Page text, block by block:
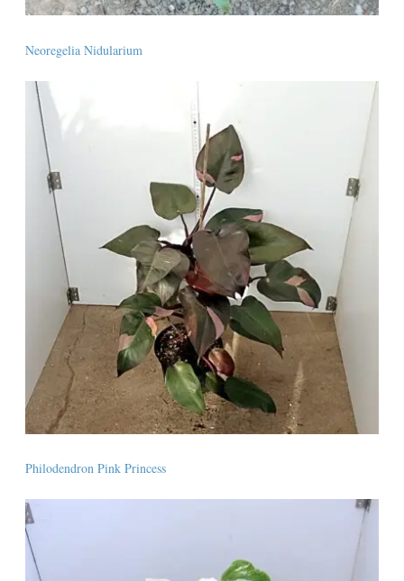
Neoregelia Nidularium
Philodendron Pink Princess